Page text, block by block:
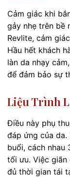
Cảm giác khi
gảy nhẹ trên bề
Revlite, cảm
Hầu hết khách
làn da nhạy
để đảm bảo sự
Liệu Trình
Điều này phụ
đáp ứng của
buổi, cách nhau
tối ưu. Việc
đủ thời gian tái